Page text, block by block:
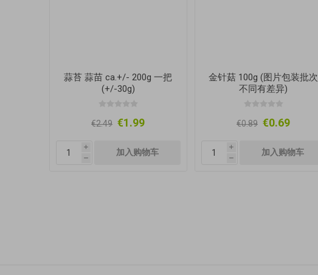
蒜苔 蒜苗 ca.+/- 200g 一把
(+/-30g)
€2.49 €1.99
i
h
金针菇 100g (图片包装批次
不同有差异)
€0.89 €0.69
i
h